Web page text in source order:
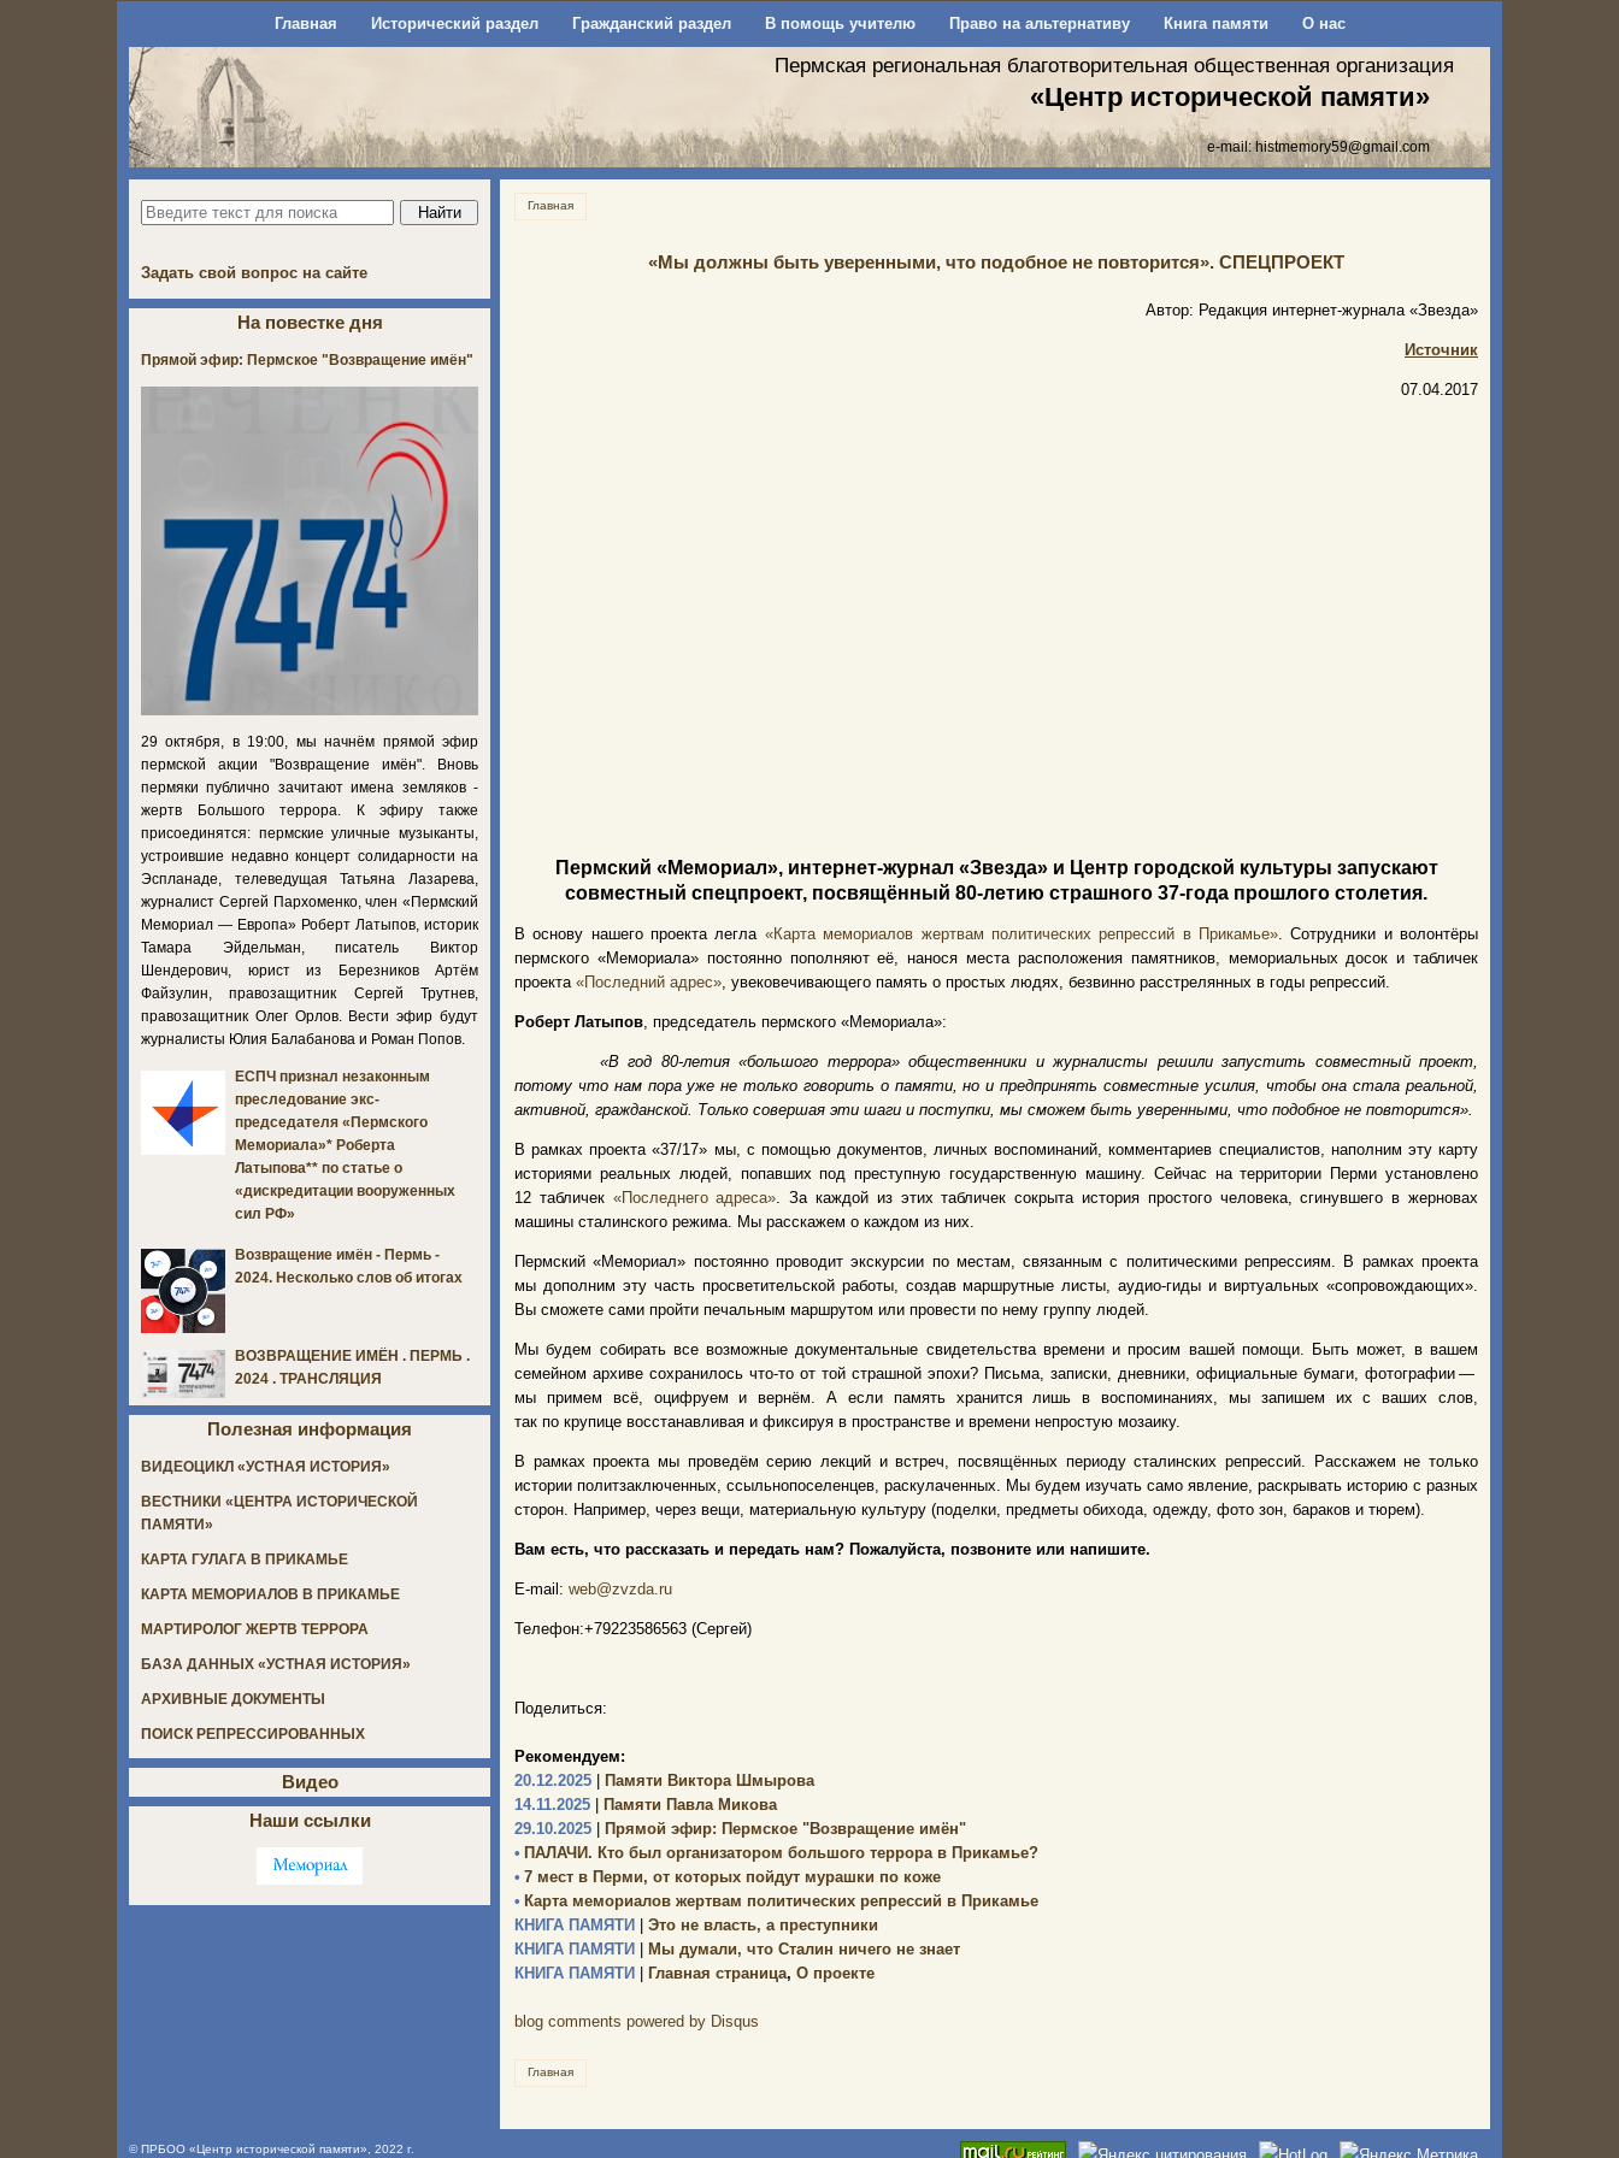
Главная Исторический раздел Гражданский раздел В помощь учителю Право на альтернативу Книга памяти О нас
Пермская региональная благотворительная общественная организация
«Центр исторической памяти»
e-mail:histmemory59@gmail.com
Главная
«Мы должны быть уверенными, что подобное не повторится». СПЕЦПРОЕКТ
Автор: Редакция интернет-журнала «Звезда»
Источник
07.04.2017
Пермский «Мемориал», интернет-журнал «Звезда» и Центр городской культуры запускают
совместный спецпроект, посвящённый 80-летию страшного 37-года прошлого столетия.
В основу нашего проекта легла «Карта мемориалов жертвам политических репрессий в Прикамье». Сотрудники и волонтёры
пермского «Мемориала» постоянно пополняют её, нанося места расположения памятников, мемориальных досок и табличек
проекта «Последний адрес», увековечивающего память о простых людях, безвинно расстрелянных в годы репрессий.
Роберт Латыпов, председатель пермского «Мемориала»:
«В год 80-летия «большого террора» общественники и журналисты решили запустить совместный проект,
потому что нам пора уже не только говорить о памяти, но и предпринять совместные усилия, чтобы она стала реальной,
активной, гражданской. Только совершая эти шаги и поступки, мы сможем быть уверенными, что подобное не повторится».
В рамках проекта «37/17» мы, с помощью документов, личных воспоминаний, комментариев специалистов, наполним эту карту
историями реальных людей, попавших под преступную государственную машину. Сейчас на территории Перми установлено
12 табличек «Последнего адреса». За каждой из этих табличек сокрыта история простого человека, сгинувшего в жерновах
машины сталинского режима. Мы расскажем о каждом из них.
Пермский «Мемориал» постоянно проводит экскурсии по местам, связанным с политическими репрессиям. В рамках проекта
мы дополним эту часть просветительской работы, создав маршрутные листы, аудио-гиды и виртуальных «сопровождающих».
Вы сможете сами пройти печальным маршрутом или провести по нему группу людей.
Мы будем собирать все возможные документальные свидетельства времени и просим вашей помощи. Быть может, в вашем
семейном архиве сохранилось что-то от той страшной эпохи? Письма, записки, дневники, официальные бумаги, фотографии —
мы примем всё, оцифруем и вернём. А если память хранится лишь в воспоминаниях, мы запишем их с ваших слов,
так по крупице восстанавливая и фиксируя в пространстве и времени непростую мозаику.
В рамках проекта мы проведём серию лекций и встреч, посвящённых периоду сталинских репрессий. Расскажем не только
истории политзаключенных, ссыльнопоселенцев, раскулаченных. Мы будем изучать само явление, раскрывать историю с разных
сторон. Например, через вещи, материальную культуру (поделки, предметы обихода, одежду, фото зон, бараков и тюрем).
Вам есть, что рассказать и передать нам? Пожалуйста, позвоните или напишите.
E-mail: web@zvzda.ru
Телефон:+79223586563 (Сергей)
Поделиться:
Рекомендуем:
20.12.2025
Памяти Виктора Шмырова
14.11.2025
Памяти Павла Микова
29.10.2025
Прямой эфир: Пермское "Возвращение имён"
• ПАЛАЧИ. Кто был организатором большого террора в Прикамье?
• 7 мест в Перми, от которых пойдут мурашки по коже
• Карта мемориалов жертвам политических репрессий в Прикамье
КНИГА ПАМЯТИ
Это не власть, а преступники
КНИГА ПАМЯТИ
Мы думали, что Сталин ничего не знает
КНИГА ПАМЯТИ
Главная страница, О проекте
blog comments powered by Disqus
Главная
Задать свой вопрос на сайте
На повестке дня
Прямой эфир: Пермское "Возвращение имён"
29 октября, в 19:00, мы начнём прямой эфир
пермской акции "Возвращение имён". Вновь
пермяки публично зачитают имена земляков -
жертв Большого террора. К эфиру также
присоединятся: пермские уличные музыканты,
устроившие недавно концерт солидарности на
Эспланаде, телеведущая Татьяна Лазарева,
журналист Сергей Пархоменко, член «Пермский
Мемориал — Европа» Роберт Латыпов, историк
Тамара Эйдельман, писатель Виктор
Шендерович, юрист из Березников Артём
Файзулин, правозащитник Сергей Трутнев,
правозащитник Олег Орлов. Вести эфир будут
журналисты Юлия Балабанова и Роман Попов.
ЕСПЧ признал незаконным
преследование экс-
председателя «Пермского
Мемориала»* Роберта
Латыпова** по статье о
«дискредитации вооруженных
сил РФ»
Возвращение имён - Пермь -
2024. Несколько слов об итогах
ВОЗВРАЩЕНИЕ ИМЁН . ПЕРМЬ .
2024 . ТРАНСЛЯЦИЯ
Полезная информация
ВИДЕОЦИКЛ «УСТНАЯ ИСТОРИЯ»
ВЕСТНИКИ «ЦЕНТРА ИСТОРИЧЕСКОЙ
ПАМЯТИ»
КАРТА ГУЛАГА В ПРИКАМЬЕ
КАРТА МЕМОРИАЛОВ В ПРИКАМЬЕ
МАРТИРОЛОГ ЖЕРТВ ТЕРРОРА
БАЗА ДАННЫХ «УСТНАЯ ИСТОРИЯ»
АРХИВНЫЕ ДОКУМЕНТЫ
ПОИСК РЕПРЕССИРОВАННЫХ
Видео
Наши ссылки
©ПРБОО «Центр исторической памяти» , 2022 г.